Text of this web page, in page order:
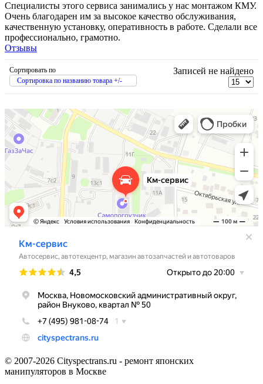
Специалисты этого сервиса занимались у нас монтажом КМУ.
Очень благодарен им за высокое качество обслуживания,
качественную установку, оперативность в работе. Сделали все
профессионально, грамотно.
Отзывы
Сортировать по
Сортировка по названию товара +/-
Записей не найдено
© 2007-2026 Cityspectrans.ru - ремонт японских
манипуляторов в Москве